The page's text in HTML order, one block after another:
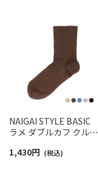
NAIGAI STYLE BASIC
ラメ ダブルカフ クルー
03097502
1,430円 (税込)